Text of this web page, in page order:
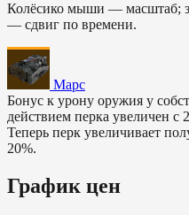
Колёсико мыши — масштаб;
— сдвиг по времени.
Марс
Бонус к урону оружия у
действием перка увеличен с
Теперь перк увеличивает
20%.
График цен